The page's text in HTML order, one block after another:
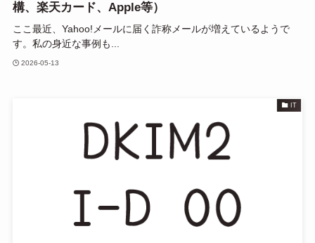
構、楽天カード、Apple等）
ここ最近、Yahoo!メールに届く詐称メールが増えているようで
す。私の身近な事例も...
2026-05-13
IT